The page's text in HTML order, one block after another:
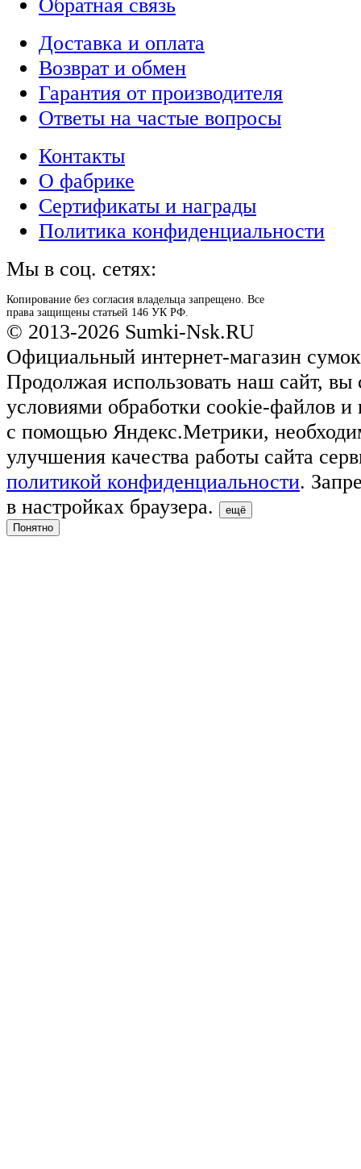
Доставка и оплата
Возврат и обмен
Гарантия от производителя
Ответы на частые вопросы
Контакты
О фабрике
Сертификаты и награды
Политика конфиденциальности
Мы в соц. сетях:
Копирование без согласия владельца запрещено. Все
права защищены статьей 146 УК РФ.
© 2013-2026 Sumki-Nsk.RU
Официальный интернет-магазин
Продолжая использовать наш сайт, вы
условиями обработки cookie-файлов и
с помощью Яндекс.Метрики,
улучшения качества работы сайта
политикой конфиденциальности.
в настройках браузера.
ещё
Понятно